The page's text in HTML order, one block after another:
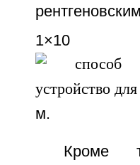
1×10
м.
Кроме